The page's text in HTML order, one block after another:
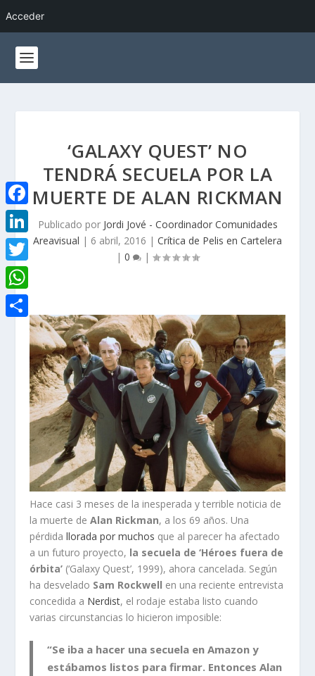
Acceder
‘GALAXY QUEST’ NO
TENDRÁ SECUELA POR LA
MUERTE DE ALAN RICKMAN
Publicado por Jordi Jové - Coordinador Comunidades
Areavisual | 6 abril, 2016 | Crítica de Pelis en Cartelera
| 0 |
Hace casi 3 meses de la inesperada y terrible noticia de
la muerte deAlan Rickman, a los 69 años. Una
pérdidallorada por muchos que al parecer ha afectado
a un futuro proyecto, la secuela de ‘Héroes fuera de
órbita’ (‘Galaxy Quest’, 1999), ahora cancelada. Según
ha desvelado Sam Rockwell en una reciente entrevista
concedida a Nerdist, el rodaje estaba listo cuando
varias circunstancias lo hicieron imposible:
“Se iba a hacer una secuela en Amazon y
estábamos listos para firmar. Entonces Alan
F
a
c
e
b
L
i
n
k
T
w
i
W